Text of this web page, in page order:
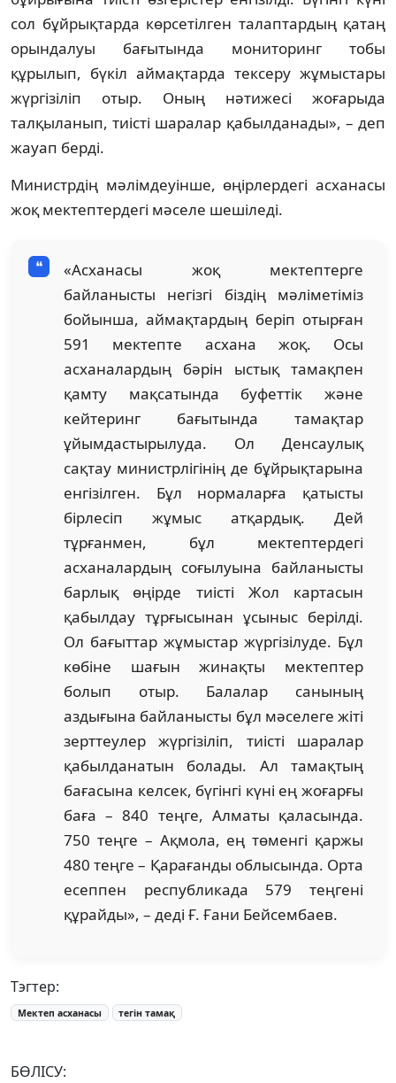
сол бұйрықтарда көрсетілген талаптардың қатаң
орындалуы бағытында мониторинг тобы
құрылып, бүкіл аймақтарда тексеру жұмыстары
жүргізіліп отыр. Оның нәтижесі жоғарыда
талқыланып, тиісті шаралар қабылданады», – деп
жауап берді.
Министрдің мәлімдеуінше, өңірлердегі асханасы
жоқ мектептердегі мәселе шешіледі.
«Асханасы жоқ мектептерге
байланысты негізгі біздің мәліметіміз
бойынша, аймақтардың беріп отырған
591 мектепте асхана жоқ. Осы
асханалардың бәрін ыстық тамақпен
қамту мақсатында буфеттік және
кейтеринг бағытында тамақтар
ұйымдастырылуда. Ол Денсаулық
сақтау министрлігінің де бұйрықтарына
енгізілген. Бұл нормаларға қатысты
бірлесіп жұмыс атқардық. Дей
тұрғанмен, бұл мектептердегі
асханалардың соғылуына байланысты
барлық өңірде тиісті Жол картасын
қабылдау тұрғысынан ұсыныс берілді.
Ол бағыттар жұмыстар жүргізілуде. Бұл
көбіне шағын жинақты мектептер
болып отыр. Балалар санының
аздығына байланысты бұл мәселеге жіті
зерттеулер жүргізіліп, тиісті шаралар
қабылданатын болады. Ал тамақтың
бағасына келсек, бүгінгі күні ең жоғарғы
баға – 840 теңге, Алматы қаласында.
750 теңге – Ақмола, ең төменгі қаржы
480 теңге – Қарағанды облысында. Орта
есеппен республикада 579 теңгені
құрайды», – деді Ғ. Ғани Бейсембаев.
Тэгтер:
Мектеп асханасы тегін тамақ
БӨЛІСУ: